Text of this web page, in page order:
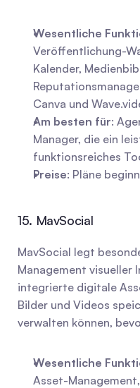
Wesentliche
Veröffentlichung-
Kalender,
Canva und
Am besten für:
Manager, die ein
funktionsreiches
Preise: Pläne
15. MavSocial
MavSocial legt
Management visueller
integrierte digitale
Bilder und Videos
verwalten können,
Wesentliche
Asset-